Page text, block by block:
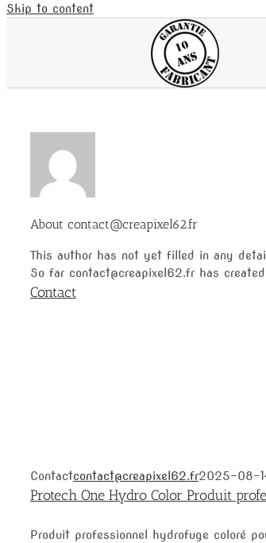
Skip to content
About contact@creapixel62.fr
This author has not yet filled in any
So far contact@creapixel62.fr has
Contact
Contactcontact@creapixel62.fr2025-08-
Protech One Hydro Color Produit
Produit professionnel hydrofuge coloré